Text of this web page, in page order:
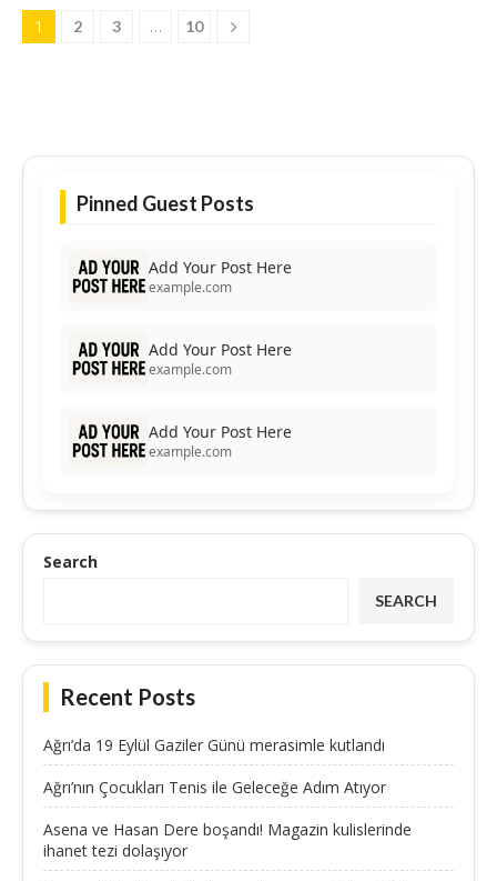
1 2 3 … 10
Pinned Guest Posts
Add Your Post Here
example.com
Add Your Post Here
example.com
Add Your Post Here
example.com
Search
SEARCH
Recent Posts
Ağrı’da 19 Eylül Gaziler Günü merasimle kutlandı
Ağrı’nın Çocukları Tenis ile Geleceğe Adım Atıyor
Asena ve Hasan Dere boşandı! Magazin kulislerinde
ihanet tezi dolaşıyor